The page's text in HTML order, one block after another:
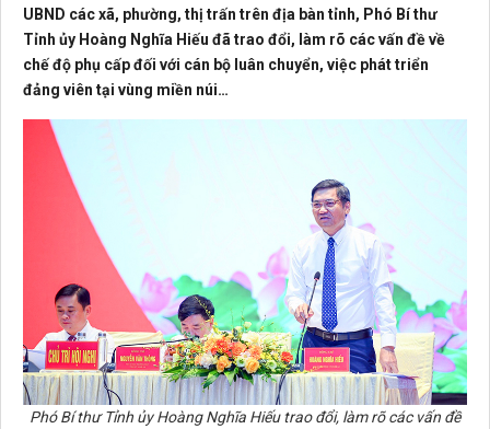
UBND các xã, phường, thị trấn trên địa bàn tỉnh, Phó Bí thư
Tỉnh ủy Hoàng Nghĩa Hiếu đã trao đổi, làm rõ các vấn đề về
chế độ phụ cấp đối với cán bộ luân chuyển, việc phát triển
đảng viên tại vùng miền núi…
Phó Bí thư Tỉnh ủy Hoàng Nghĩa Hiếu trao đổi, làm rõ các vấn đề